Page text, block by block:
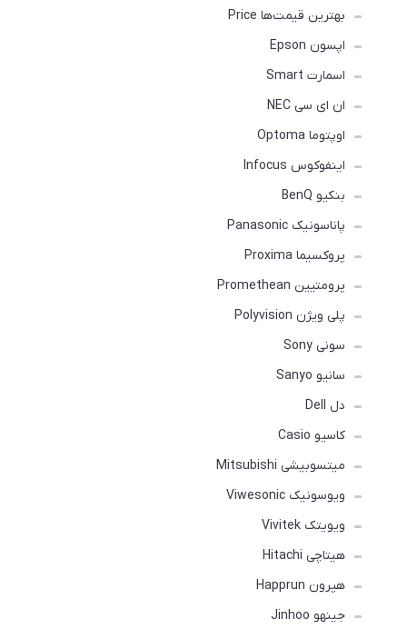
بهترین قیمت‌ها Price
اپسون Epson
اسمارت Smart
ان ای سی NEC
اوپتوما Optoma
اینفوکوس Infocus
بنکیو BenQ
پاناسونیک Panasonic
پروکسیما Proxima
پرومتیین Promethean
پلی ویژن Polyvision
سونی Sony
سانیو Sanyo
دل Dell
کاسیو Casio
میتسوبیشی Mitsubishi
ویوسونیک Viwesonic
ویویتک Vivitek
هیتاچی Hitachi
هپرون Happrun
جینهو Jinhoo